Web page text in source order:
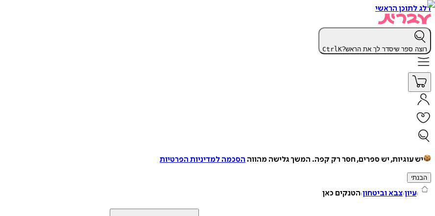
דלג לתוכן הראשי
רוצה ספר שיסדר לך את הראש? CtrlK
יש עוגיות, יש ספרים, חסר רק קפה. המשך גלישה מהווה הסכמה למדיניות הפרטיות
הבנתי
עיון צבא וביטחון הטנקים כאן